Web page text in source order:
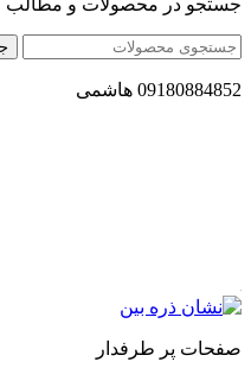
09180884852 هاشمی
صفحات پر طرفدار